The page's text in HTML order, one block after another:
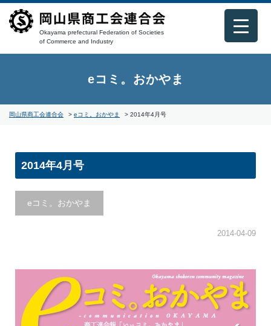
Okayama prefectural Federation of Societies
of Commerce and Industry
eコミ。おかやま
岡山県商工会連合会 > eコミ。おかやま > 2014年4月号
2014年4月号
eコミ。おかやま
2014-04-09